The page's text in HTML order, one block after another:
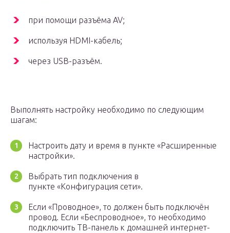
при помощи разъёма AV;
используя HDMI-кабель;
через USB-разъём.
Выполнять настройку необходимо по следующим
шагам:
Настроить дату и время в пункте «Расширенные
настройки».
Выбрать тип подключения в
пункте «Конфигурация сети».
Если «Проводное», то должен быть подключён
провод. Если «Беспроводное», то необходимо
подключить ТВ-панель к домашней интернет-